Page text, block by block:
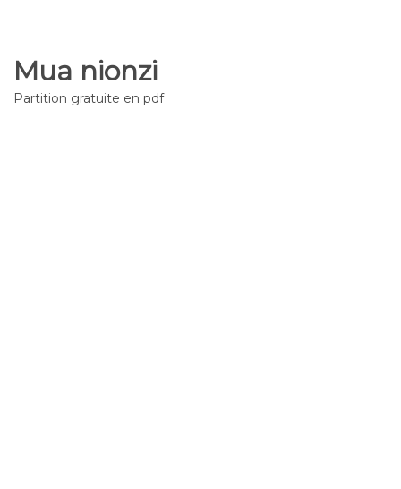
Mua nionzi
Partition gratuite en pdf